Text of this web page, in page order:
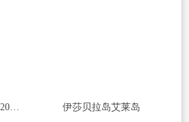
中国参展商云仓酒庄参加2023澳中博览会 伊莎贝拉岛艾莱岛